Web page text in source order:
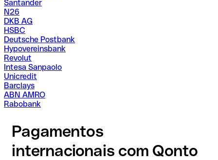
Santander
N26
DKB AG
HSBC
Deutsche Postbank
Hypovereinsbank
Revolut
Intesa Sanpaolo
Unicredit
Barclays
ABN AMRO
Rabobank
Pagamentos
internacionais com Qonto